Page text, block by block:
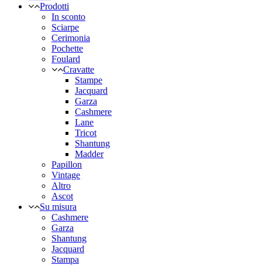
Prodotti
In sconto
Sciarpe
Cerimonia
Pochette
Foulard
Cravatte
Stampe
Jacquard
Garza
Cashmere
Lane
Tricot
Shantung
Madder
Papillon
Vintage
Altro
Ascot
Su misura
Cashmere
Garza
Shantung
Jacquard
Stampa